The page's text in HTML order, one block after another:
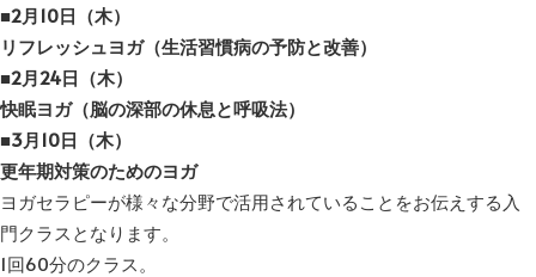
■2月10日（木）
リフレッシュヨガ（生活習慣病の予防と改善）
■2月24日（木）
快眠ヨガ（脳の深部の休息と呼吸法）
■3月10日（木）
更年期対策のためのヨガ
ヨガセラピーが様々な分野で活用されていることをお伝えする入
門クラスとなります。
1回60分のクラス。